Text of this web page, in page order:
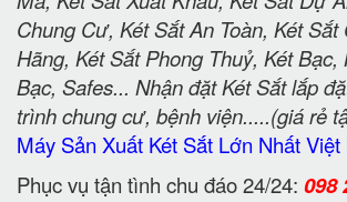
Chung Cư, Két Sắt An Toàn, Két Sắt
Hãng, Két Sắt Phong Thuỷ, Két Bạc,
Bạc, Safes... Nhận đặt Két Sắt lắp
trình chung cư, bệnh viện.....(giá rẻ
Máy Sản Xuất Két Sắt Lớn Nhất Việt
Phục vụ tận tình chu đáo 24/24: 098